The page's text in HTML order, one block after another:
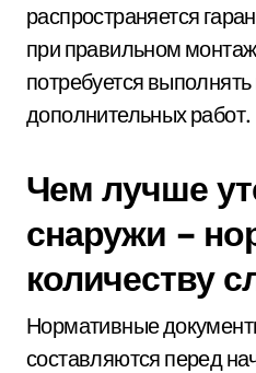
распространяется
при правильном
потребуется выполнять
дополнительных работ.
Чем лучше
снаружи –
количеству
Нормативные
составляются перед